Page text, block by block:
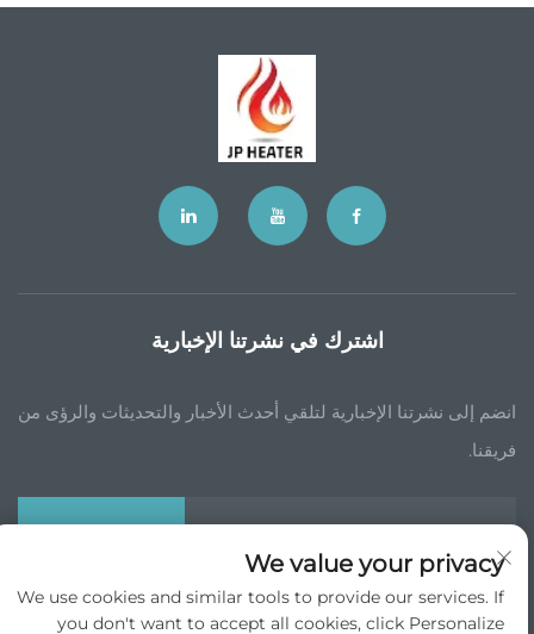
اشترك في نشرتنا الإخبارية
انضم إلى نشرتنا الإخبارية لتلقي أحدث الأخبار والتحديثات والرؤى من
فريقنا.
حقوق الطبع والنشر © جي بي تشاينا التجارة الدولية شركة المحدودة جميع الحقوق
We value your privacy
We use cookies and similar tools to provide our services. If
you don't want to accept all cookies, click Personalize